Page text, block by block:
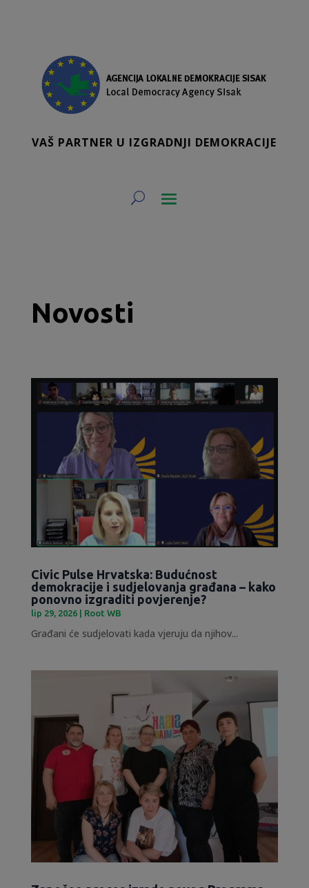
VAŠ PARTNER U IZGRADNJI DEMOKRACIJE
Novosti
Civic Pulse Hrvatska: Budućnost
demokracije i sudjelovanja građana – kako
ponovno izgraditi povjerenje?
lip 29, 2026| Root WB
Građani će sudjelovati kada vjeruju da njihov...